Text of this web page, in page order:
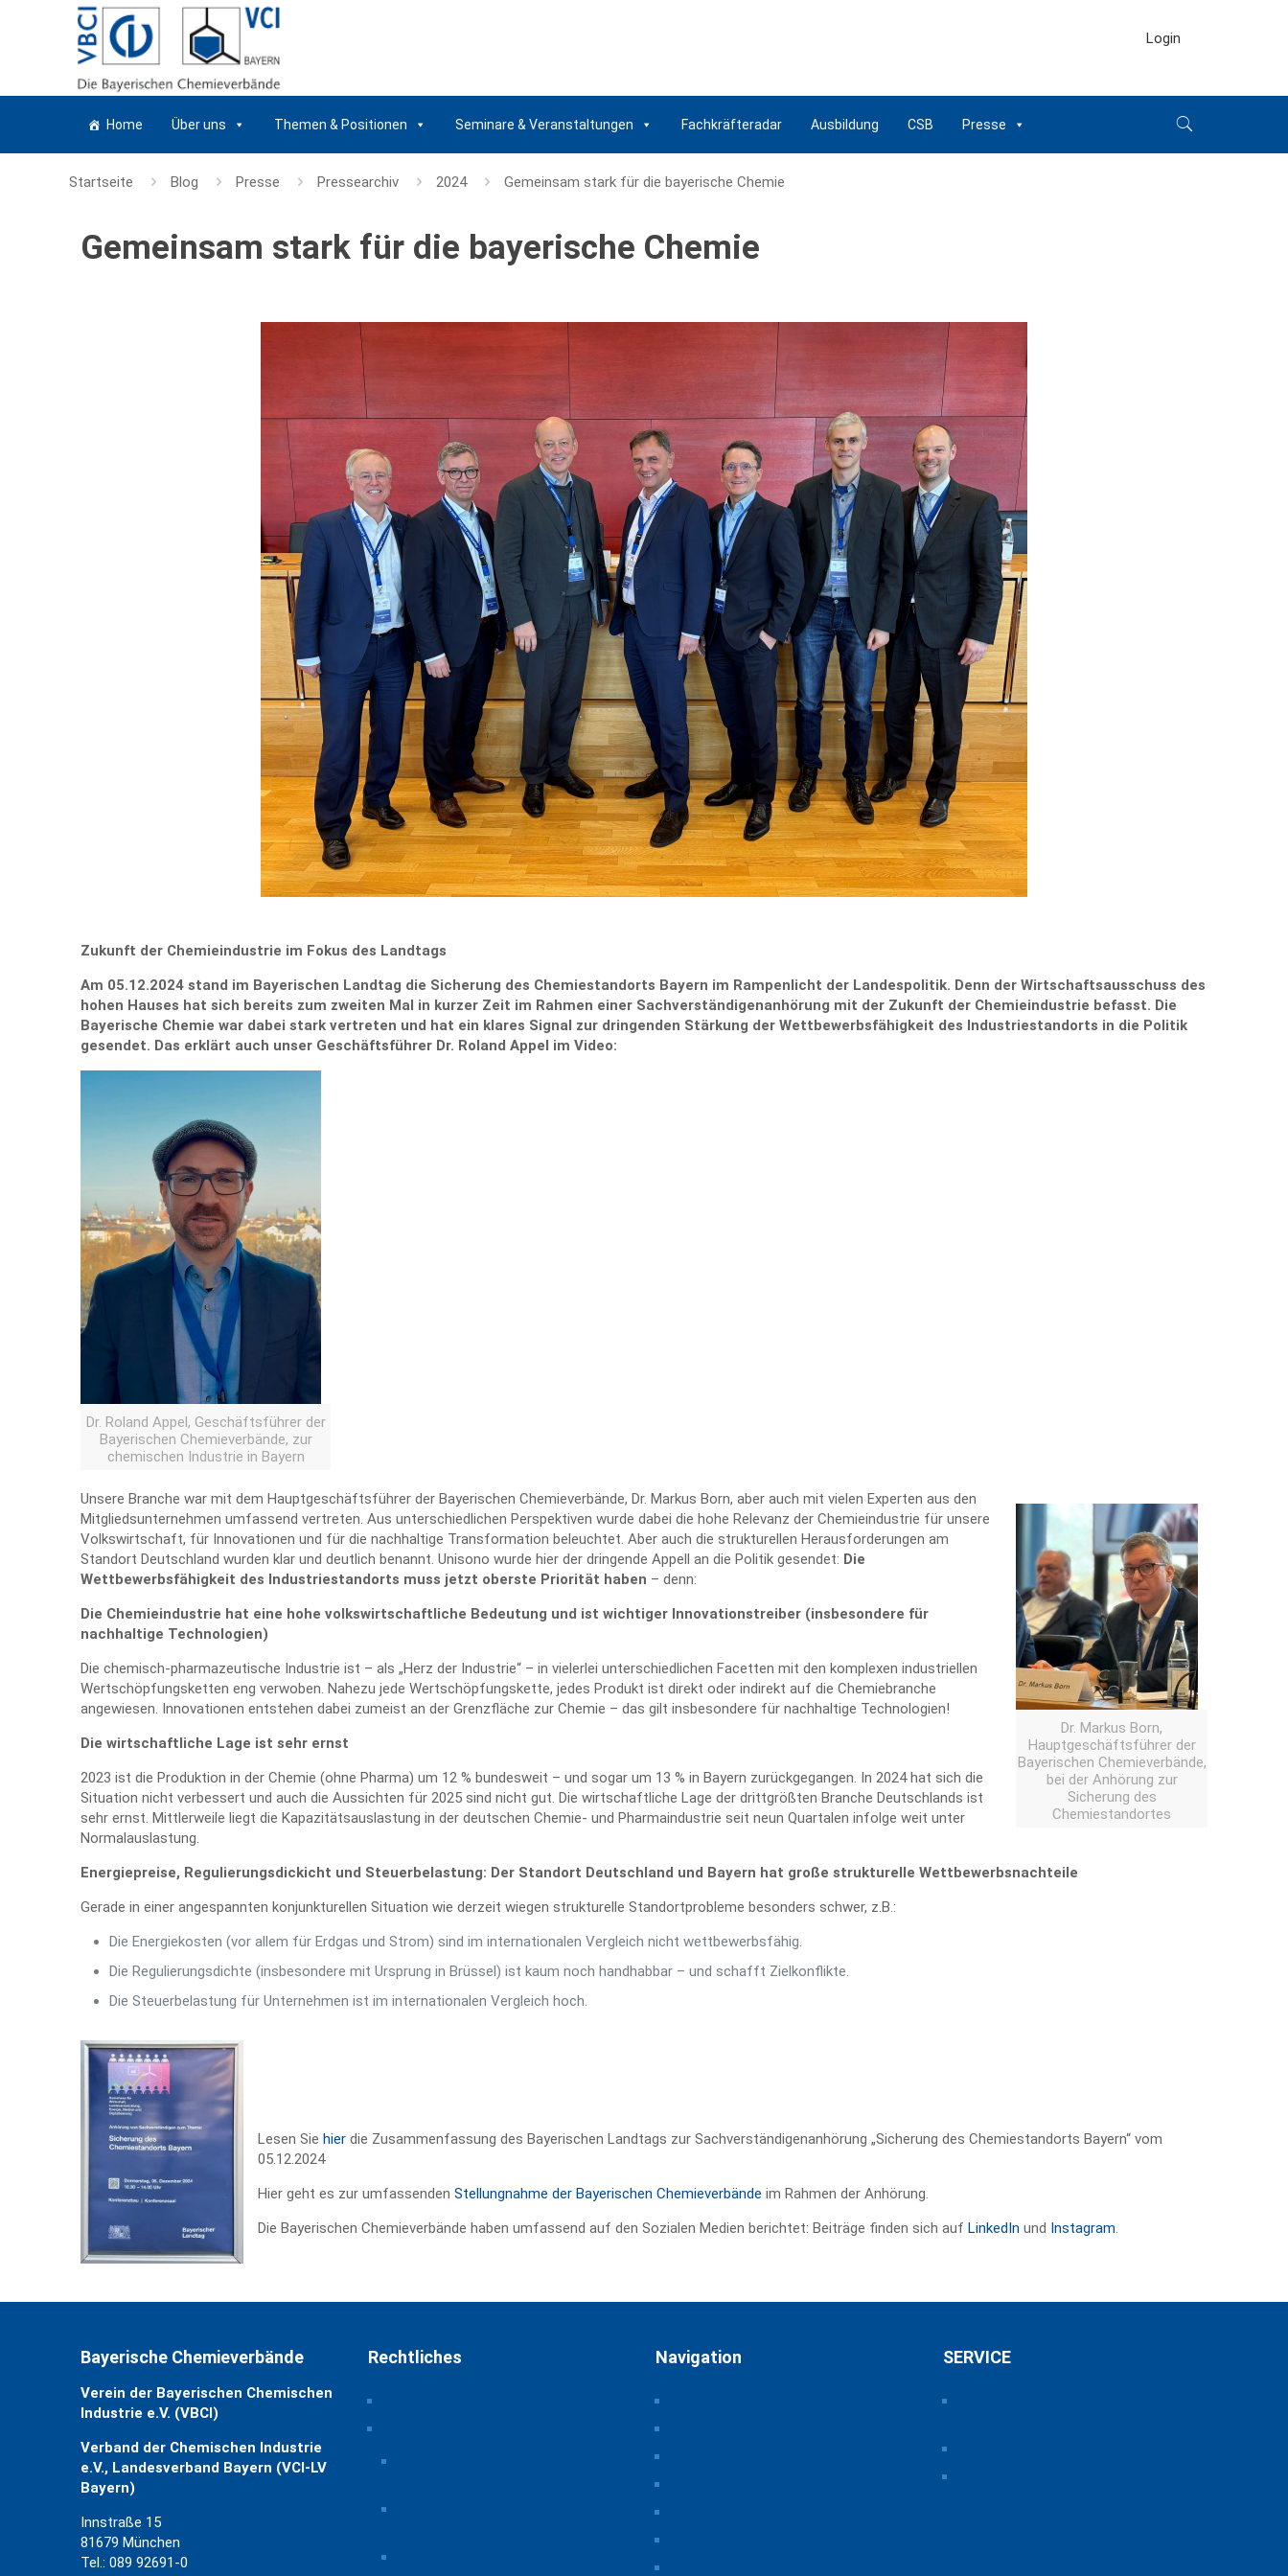
Login
Home Über uns Themen & Positionen Seminare & Veranstaltungen Fachkräfteradar Ausbildung CSB Presse
Startseite Blog Presse Pressearchiv 2024 Gemeinsam stark für die bayerische Chemie
Gemeinsam stark für die bayerische Chemie
Zukunft der Chemieindustrie im Fokus des Landtags
Am 05.12.2024 stand im Bayerischen Landtag die Sicherung des Chemiestandorts Bayern im Rampenlicht der Landespolitik. Denn der Wirtschaftsausschuss des
hohen Hauses hat sich bereits zum zweiten Mal in kurzer Zeit im Rahmen einer Sachverständigenanhörung mit der Zukunft der Chemieindustrie befasst. Die
Bayerische Chemie war dabei stark vertreten und hat ein klares Signal zur dringenden Stärkung der Wettbewerbsfähigkeit des Industriestandorts in die Politik
gesendet. Das erklärt auch unser Geschäftsführer Dr. Roland Appel im Video:
Dr. Roland Appel, Geschäftsführer der
Bayerischen Chemieverbände, zur
chemischen Industrie in Bayern
Dr. Markus Born,
Hauptgeschäftsführer der
Bayerischen Chemieverbände,
bei der Anhörung zur
Sicherung des
Chemiestandortes
Unsere Branche war mit dem Hauptgeschäftsführer der Bayerischen Chemieverbände, Dr. Markus Born, aber auch mit vielen Experten aus den
Mitgliedsunternehmen umfassend vertreten. Aus unterschiedlichen Perspektiven wurde dabei die hohe Relevanz der Chemieindustrie für unsere
Volkswirtschaft, für Innovationen und für die nachhaltige Transformation beleuchtet. Aber auch die strukturellen Herausforderungen am
Standort Deutschland wurden klar und deutlich benannt. Unisono wurde hier der dringende Appell an die Politik gesendet: Die
Wettbewerbsfähigkeit des Industriestandorts muss jetzt oberste Priorität haben – denn:
Die Chemieindustrie hat eine hohe volkswirtschaftliche Bedeutung und ist wichtiger Innovationstreiber (insbesondere für
nachhaltige Technologien)
Die chemisch-pharmazeutische Industrie ist – als „Herz der Industrie“ – in vielerlei unterschiedlichen Facetten mit den komplexen industriellen
Wertschöpfungsketten eng verwoben. Nahezu jede Wertschöpfungskette, jedes Produkt ist direkt oder indirekt auf die Chemiebranche
angewiesen. Innovationen entstehen dabei zumeist an der Grenzfläche zur Chemie – das gilt insbesondere für nachhaltige Technologien!
Die wirtschaftliche Lage ist sehr ernst
2023 ist die Produktion in der Chemie (ohne Pharma) um 12 % bundesweit – und sogar um 13 % in Bayern zurückgegangen. In 2024 hat sich die
Situation nicht verbessert und auch die Aussichten für 2025 sind nicht gut. Die wirtschaftliche Lage der drittgrößten Branche Deutschlands ist
sehr ernst. Mittlerweile liegt die Kapazitätsauslastung in der deutschen Chemie- und Pharmaindustrie seit neun Quartalen infolge weit unter
Normalauslastung.
Energiepreise, Regulierungsdickicht und Steuerbelastung: Der Standort Deutschland und Bayern hat große strukturelle Wettbewerbsnachteile
Gerade in einer angespannten konjunkturellen Situation wie derzeit wiegen strukturelle Standortprobleme besonders schwer, z.B.:
Die Energiekosten (vor allem für Erdgas und Strom) sind im internationalen Vergleich nicht wettbewerbsfähig.
Die Regulierungsdichte (insbesondere mit Ursprung in Brüssel) ist kaum noch handhabbar – und schafft Zielkonflikte.
Die Steuerbelastung für Unternehmen ist im internationalen Vergleich hoch.
Lesen Sie hier die Zusammenfassung des Bayerischen Landtags zur Sachverständigenanhörung „Sicherung des Chemiestandorts Bayern“ vom
05.12.2024
Hier geht es zur umfassenden Stellungnahme der Bayerischen Chemieverbände im Rahmen der Anhörung.
Die Bayerischen Chemieverbände haben umfassend auf den Sozialen Medien berichtet: Beiträge finden sich auf LinkedIn und Instagram.
Bayerische Chemieverbände
Verein der Bayerischen Chemischen
Industrie e.V. (VBCI)
Verband der Chemischen Industrie
e.V., Landesverband Bayern (VCI-LV
Bayern)
Innstraße 15
81679 München
Tel.: 089 92691-0
Rechtliches Navigation SERVICE